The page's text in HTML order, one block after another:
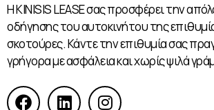
Η KINISIS LEASE σας προσφέρει την
οδήγησης του αυτοκινήτου της
σκοτούρες. Κάντε την επιθυμία σας
γρήγορα με ασφάλεια και χωρίς ψιλά